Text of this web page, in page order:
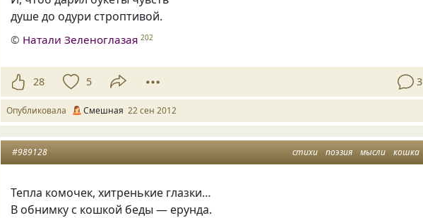
душе до одури строптивой.
© Натали Зеленоглазая 202
28 5 3
Опубликовала Смешная 22 сен 2012
стихи поэзия мысли кошка
#989128
Тепла комочек, хитренькие глазки…
В обнимку с кошкой беды — ерунда.